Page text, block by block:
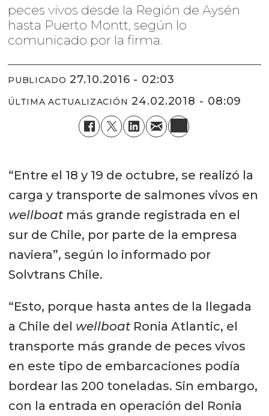
peces vivos desde la Región de Aysén
hasta Puerto Montt, según lo
comunicado por la firma.
PUBLICADO 27.10.2016 - 02:03
ÚLTIMA ACTUALIZACIÓN 24.02.2018 - 08:09
“Entre el 18 y 19 de octubre, se realizó la
carga y transporte de salmones vivos en
wellboat más grande registrada en el
sur de Chile, por parte de la empresa
naviera”, según lo informado por
Solvtrans Chile.
“Esto, porque hasta antes de la llegada
a Chile del wellboatRonia Atlantic, el
transporte más grande de peces vivos
en este tipo de embarcaciones podía
bordear las 200 toneladas. Sin embargo,
con la entrada en operación del Ronia